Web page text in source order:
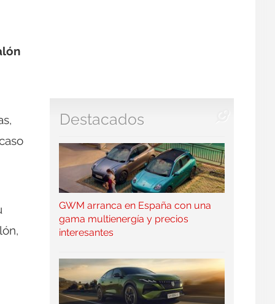
Destacados
GWM arranca en España con una
gama multienergía y precios
interesantes